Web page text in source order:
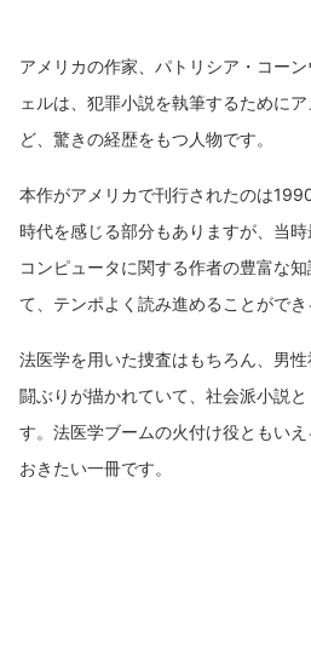
アメリカの作家、パトリシア・コー
ェルは、犯罪小説を執筆するために
ど、驚きの経歴をもつ人物です。
本作がアメリカで刊行されたのは
時代を感じる部分もありますが、当時
コンピュータに関する作者の豊富な
て、テンポよく読み進めることができ
法医学を用いた捜査はもちろん、男
闘ぶりが描かれていて、社会派小説
す。法医学ブームの火付け役ともい
おきたい一冊です。